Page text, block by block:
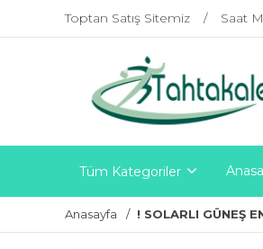
Toptan Satış Sitemiz Saat
Tüm Kategoriler
Anasayfa ! SOLARLI GÜNEŞ